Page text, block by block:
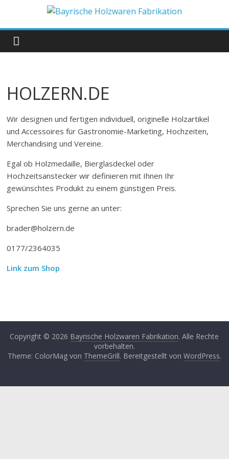
springen
Bayrische
Holzwaren
Fabrikation
HOLZERN.DE
Wir designen und fertigen individuell, originelle Holzartikel
und Accessoires für Gastronomie-Marketing, Hochzeiten,
Merchandising und Vereine.
Egal ob Holzmedaille, Bierglasdeckel oder
Hochzeitsanstecker wir definieren mit Ihnen Ihr
gewünschtes Produkt zu einem günstigen Preis.
Sprechen Sie uns gerne an unter:
brader@holzern.de
0177/2364035
Link zum Shop
Copyright © 2026 Bayrische Holzwaren Fabrikation. Alle Rechte
vorbehalten.
Theme: ColorMag von ThemeGrill. Bereitgestellt von WordPress.